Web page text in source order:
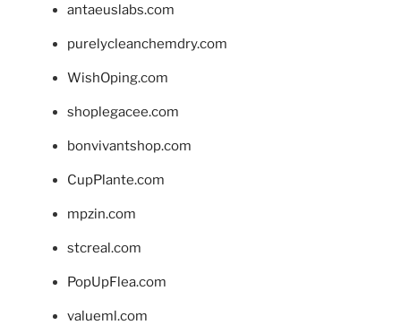
antaeuslabs.com
purelycleanchemdry.com
WishOping.com
shoplegacee.com
bonvivantshop.com
CupPlante.com
mpzin.com
stcreal.com
PopUpFlea.com
valueml.com